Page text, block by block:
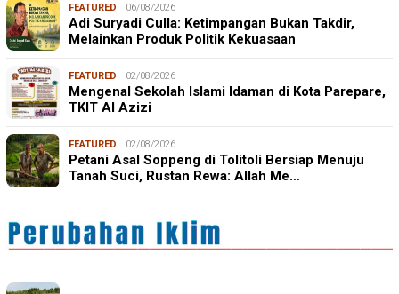
FEATURED 06/08/2026
Adi Suryadi Culla: Ketimpangan Bukan Takdir,
Melainkan Produk Politik Kekuasaan
FEATURED 02/08/2026
Mengenal Sekolah Islami Idaman di Kota Parepare,
TKIT Al Azizi
FEATURED 02/08/2026
Petani Asal Soppeng di Tolitoli Bersiap Menuju
Tanah Suci, Rustan Rewa: Allah Me…